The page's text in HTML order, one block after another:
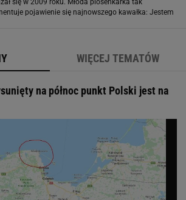
się w 2009 roku. Młoda piosenkarka tak
pojawienie się najnowszego kawałka: Jestem
WIĘCEJ TEMATÓW
na północ punkt Polski jest na